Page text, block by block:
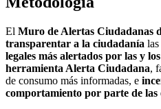
El Muro de Alertas Ciudadanas
transparentar a la ciudadanía las
legales más alertados por las y
herramienta Alerta Ciudadana,
de consumo más informadas, e
comportamiento por parte de las